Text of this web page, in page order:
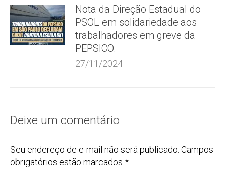
Nota da Direção Estadual do
PSOL em solidariedade aos
trabalhadores em greve da
PEPSICO.
27/11/2024
Deixe um comentário
Seu endereço de e-mail não será publicado. Campos
obrigatórios estão marcados *